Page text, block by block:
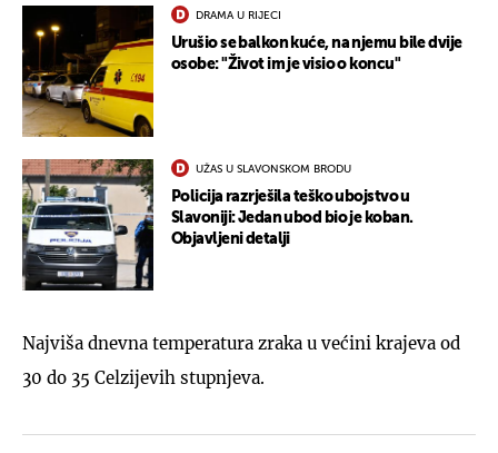
DRAMA U RIJECI
Urušio se balkon kuće, na njemu bile dvije
osobe: "Život im je visio o koncu"
UŽAS U SLAVONSKOM BRODU
Policija razrješila teško ubojstvo u
Slavoniji: Jedan ubod bio je koban.
Objavljeni detalji
Najviša dnevna temperatura zraka u većini krajeva od
30 do 35 Celzijevih stupnjeva.